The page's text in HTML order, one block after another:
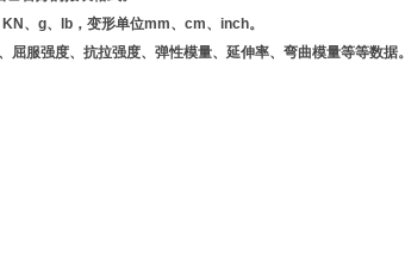
、g、lb，变形单位mm、cm、inch。
屈服强度、抗拉强度、弹性模量、延伸率、弯曲模量等等数据。